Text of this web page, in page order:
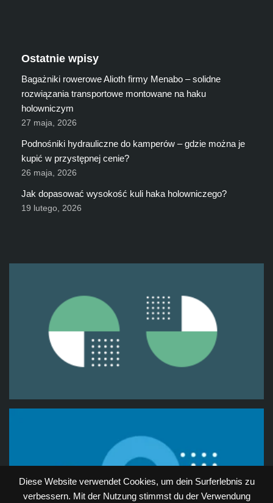
Diese Website verwendet Cookies, um dein Surferlebnis zu
verbessern. Mit der Nutzung stimmst du der Verwendung
Ostatnie wpisy
Bagażniki rowerowe Alioth firmy Menabo – solidne
rozwiązania transportowe montowane na haku
holowniczym
27 maja, 2026
Podnośniki hydrauliczne do kamperów – gdzie można je
kupić w przystępnej cenie?
26 maja, 2026
Jak dopasować wysokość kuli haka holowniczego?
19 lutego, 2026